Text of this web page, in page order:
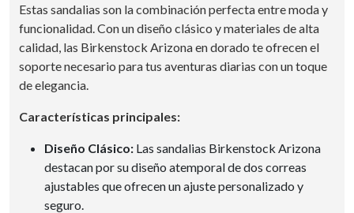
Estas sandalias son la combinación perfecta entre moda y
funcionalidad. Con un diseño clásico y materiales de alta
calidad, las Birkenstock Arizona en dorado te ofrecen el
soporte necesario para tus aventuras diarias con un toque
de elegancia.
Características principales:
Diseño Clásico: Las sandalias Birkenstock Arizona
destacan por su diseño atemporal de dos correas
ajustables que ofrecen un ajuste personalizado y
seguro.